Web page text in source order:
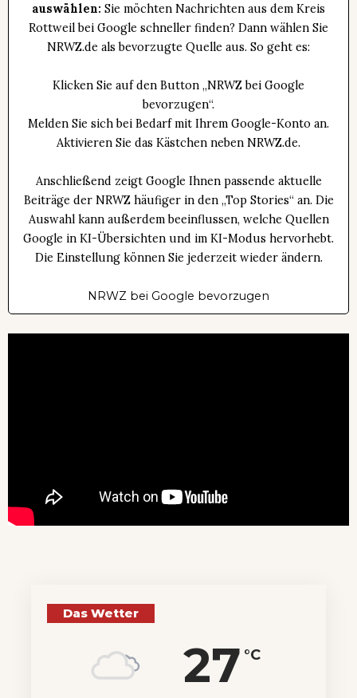
auswählen: Sie möchten Nachrichten aus dem Kreis
Rottweil bei Google schneller finden? Dann wählen Sie
NRWZ.de als bevorzugte Quelle aus. So geht es:
Klicken Sie auf den Button „NRWZ bei Google
bevorzugen“.
Melden Sie sich bei Bedarf mit Ihrem Google-Konto an.
Aktivieren Sie das Kästchen neben NRWZ.de.
Anschließend zeigt Google Ihnen passende aktuelle
Beiträge der NRWZ häufiger in den „Top Stories“ an. Die
Auswahl kann außerdem beeinflussen, welche Quellen
Google in KI-Übersichten und im KI-Modus hervorhebt.
Die Einstellung können Sie jederzeit wieder ändern.
NRWZ bei Google bevorzugen
Das Wetter
27 °C